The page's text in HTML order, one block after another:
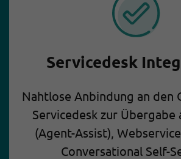
Servicedesk
Nahtlose Anbindung an den
Servicedesk zur Übergabe
(Agent-Assist),
Conversational Self-